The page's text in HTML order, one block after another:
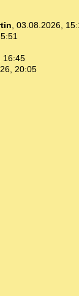
, 03.08.2026,
16:45
20:05